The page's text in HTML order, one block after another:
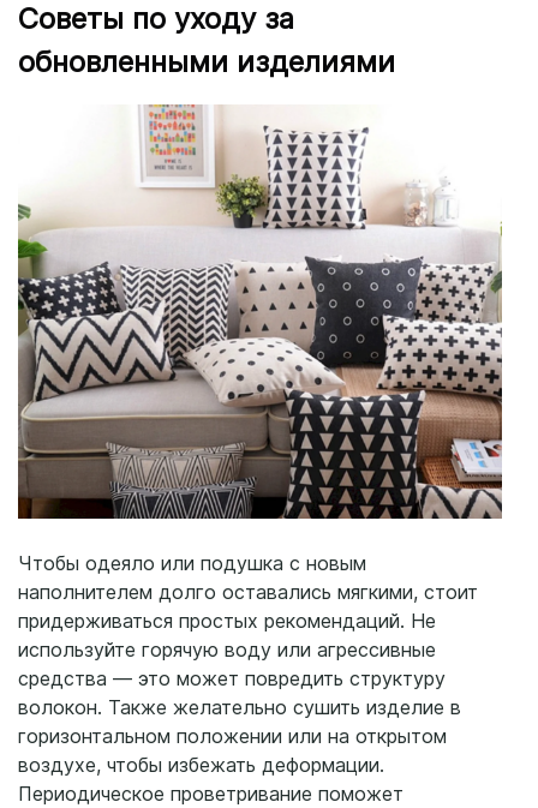
Советы по уходу за
обновленными изделиями
Чтобы одеяло или подушка с новым
наполнителем долго оставались мягкими, стоит
придерживаться простых рекомендаций. Не
используйте горячую воду или агрессивные
средства — это может повредить структуру
волокон. Также желательно сушить изделие в
горизонтальном положении или на открытом
воздухе, чтобы избежать деформации.
Периодическое проветривание поможет